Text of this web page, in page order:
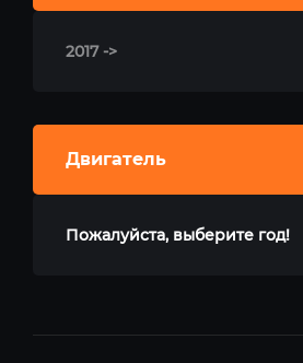
2017 ->
Двигатель
Пожалуйста, выберите год!